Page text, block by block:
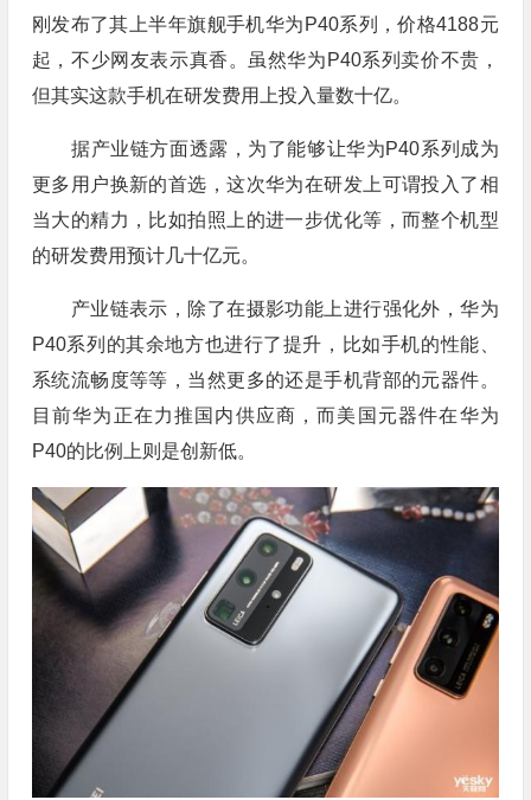
刚发布了其上半年旗舰手机华为P40系列，价格4188元
起，不少网友表示真香。虽然华为P40系列卖价不贵，
但其实这款手机在研发费用上投入量数十亿。
据产业链方面透露，为了能够让华为P40系列成为
更多用户换新的首选，这次华为在研发上可谓投入了相
当大的精力，比如拍照上的进一步优化等，而整个机型
的研发费用预计几十亿元。
产业链表示，除了在摄影功能上进行强化外，华为
P40系列的其余地方也进行了提升，比如手机的性能、
系统流畅度等等，当然更多的还是手机背部的元器件。
目前华为正在力推国内供应商，而美国元器件在华为
P40的比例上则是创新低。